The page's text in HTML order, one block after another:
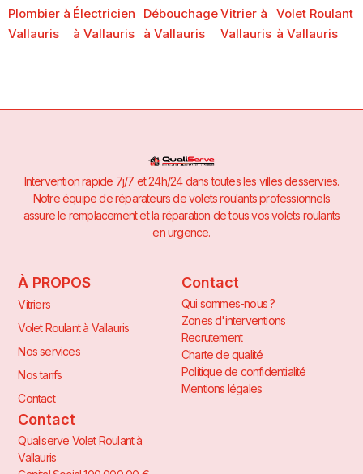
Plombier à
Vallauris
Électricien
à Vallauris
Débouchage
à Vallauris
Vitrier à
Vallauris
Volet Roulant
à Vallauris
Intervention rapide 7j/7 et 24h/24 dans toutes les villes desservies.
Notre équipe de réparateurs de volets roulants professionnels
assure le remplacement et la réparation de tous vos volets roulants
en urgence.
À PROPOS
Vitriers
Volet Roulant à Vallauris
Nos services
Nos tarifs
Contact
Contact
Qui sommes-nous ?
Zones d'interventions
Recrutement
Charte de qualité
Politique de confidentialité
Mentions légales
Contact
Qualiserve Volet Roulant à
Vallauris